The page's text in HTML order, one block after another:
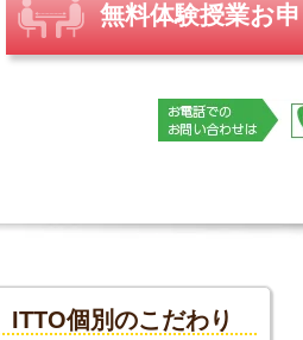
無料体験授業お
ITTO個別のこだわり